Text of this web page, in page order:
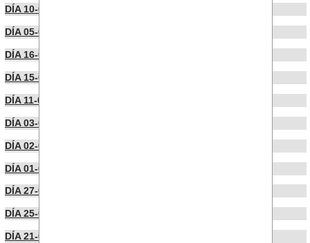
DÍA 10-06-2024
DÍA 05-06-2024
DÍA 16-04-2024
DÍA 15-04-2024
DÍA 11-04-2024
DÍA 03-04-2024
DÍA 02-04-2024
DÍA 01-04-2024
DÍA 27-03-2024
DÍA 25-03-2024
DÍA 21-03-2024